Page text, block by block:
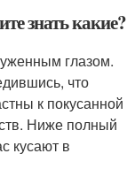
знать какие?
глазом.
что
к покусанной
Ниже полный
кусают в